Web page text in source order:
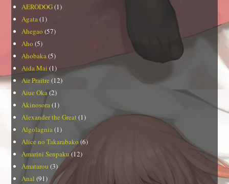
AERODOG(1)
Agata(1)
Ahegao (57)
Aho (5)
Ahobaka(5)
Aida Mai (1)
Air Praitre (12)
Aiue Oka(2)
Akinosora(1)
Alexander the Great (1)
Algolagnia(1)
Alice no Takarabako (6)
Amarini Senpaku(12)
Amatarou (3)
Anal (91)